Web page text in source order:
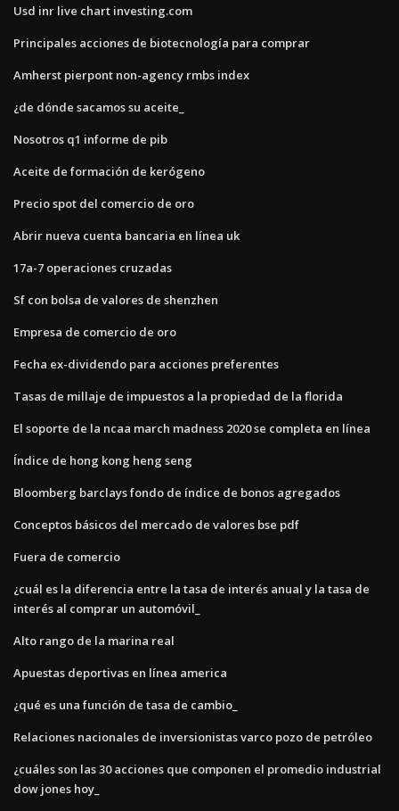
Usd inr live chart investing.com
Principales acciones de biotecnología para comprar
Amherst pierpont non-agency rmbs index
¿de dónde sacamos su aceite_
Nosotros q1 informe de pib
Aceite de formación de kerógeno
Precio spot del comercio de oro
Abrir nueva cuenta bancaria en línea uk
17a-7 operaciones cruzadas
Sf con bolsa de valores de shenzhen
Empresa de comercio de oro
Fecha ex-dividendo para acciones preferentes
Tasas de millaje de impuestos a la propiedad de la florida
El soporte de la ncaa march madness 2020 se completa en línea
Índice de hong kong heng seng
Bloomberg barclays fondo de índice de bonos agregados
Conceptos básicos del mercado de valores bse pdf
Fuera de comercio
¿cuál es la diferencia entre la tasa de interés anual y la tasa de
interés al comprar un automóvil_
Alto rango de la marina real
Apuestas deportivas en línea america
¿qué es una función de tasa de cambio_
Relaciones nacionales de inversionistas varco pozo de petróleo
¿cuáles son las 30 acciones que componen el promedio industrial
dow jones hoy_